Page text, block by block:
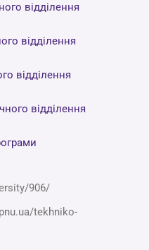
відділення
відділення
відділення
відділення
906/
tekhniko-